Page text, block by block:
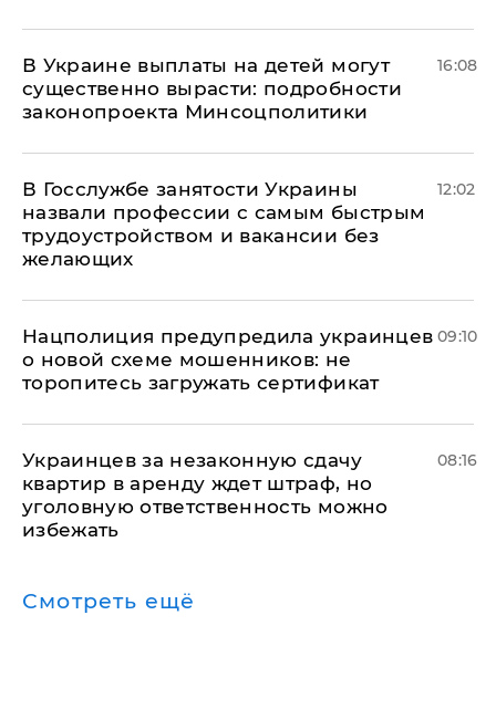
В Украине выплаты на детей могут
существенно вырасти: подробности
законопроекта Минсоцполитики
16:08
В Госслужбе занятости Украины
назвали профессии с самым быстрым
трудоустройством и вакансии без
желающих
12:02
Нацполиция предупредила украинцев
о новой схеме мошенников: не
торопитесь загружать сертификат
09:10
Украинцев за незаконную сдачу
квартир в аренду ждет штраф, но
уголовную ответственность можно
избежать
08:16
Смотреть ещё